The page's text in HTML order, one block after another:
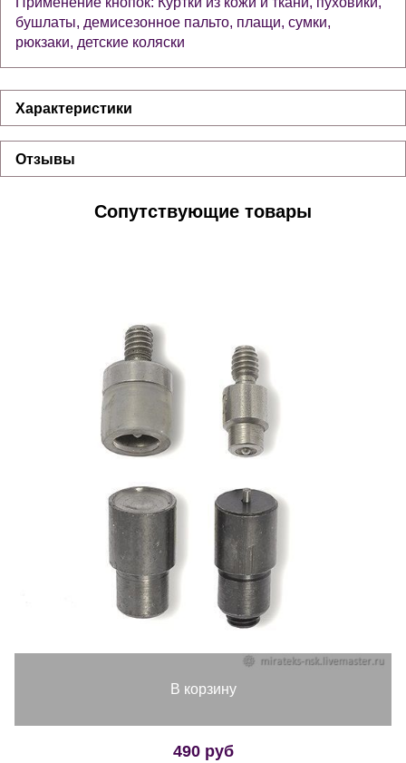
бушлаты, демисезонное пальто, плащи, сумки,
рюкзаки, детские коляски
Характеристики
Отзывы
Сопутствующие товары
В корзину
490 руб